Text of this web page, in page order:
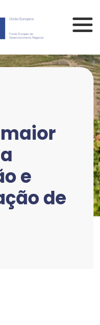
e
de